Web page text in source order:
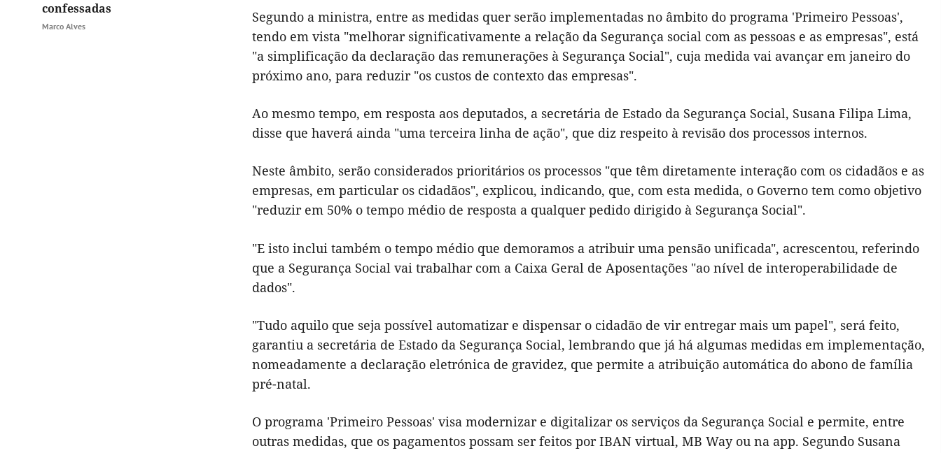
confessadas
Marco Alves
Segundo a ministra, entre as medidas quer serão implementadas no âmbito do programa 'Primeiro Pessoas',
tendo em vista "melhorar significativamente a relação da Segurança social com as pessoas e as empresas", está
"a simplificação da declaração das remunerações à Segurança Social", cuja medida vai avançar em janeiro do
próximo ano, para reduzir "os custos de contexto das empresas".
Ao mesmo tempo, em resposta aos deputados, a secretária de Estado da Segurança Social, Susana Filipa Lima,
disse que haverá ainda "uma terceira linha de ação", que diz respeito à revisão dos processos internos.
Neste âmbito, serão considerados prioritários os processos "que têm diretamente interação com os cidadãos e as
empresas, em particular os cidadãos", explicou, indicando, que, com esta medida, o Governo tem como objetivo
"reduzir em 50% o tempo médio de resposta a qualquer pedido dirigido à Segurança Social".
"E isto inclui também o tempo médio que demoramos a atribuir uma pensão unificada", acrescentou, referindo
que a Segurança Social vai trabalhar com a Caixa Geral de Aposentações "ao nível de interoperabilidade de
dados".
"Tudo aquilo que seja possível automatizar e dispensar o cidadão de vir entregar mais um papel", será feito,
garantiu a secretária de Estado da Segurança Social, lembrando que já há algumas medidas em implementação,
nomeadamente a declaração eletrónica de gravidez, que permite a atribuição automática do abono de família
pré-natal.
O programa 'Primeiro Pessoas' visa modernizar e digitalizar os serviços da Segurança Social e permite, entre
outras medidas, que os pagamentos possam ser feitos por IBAN virtual, MB Way ou na app. Segundo Susana